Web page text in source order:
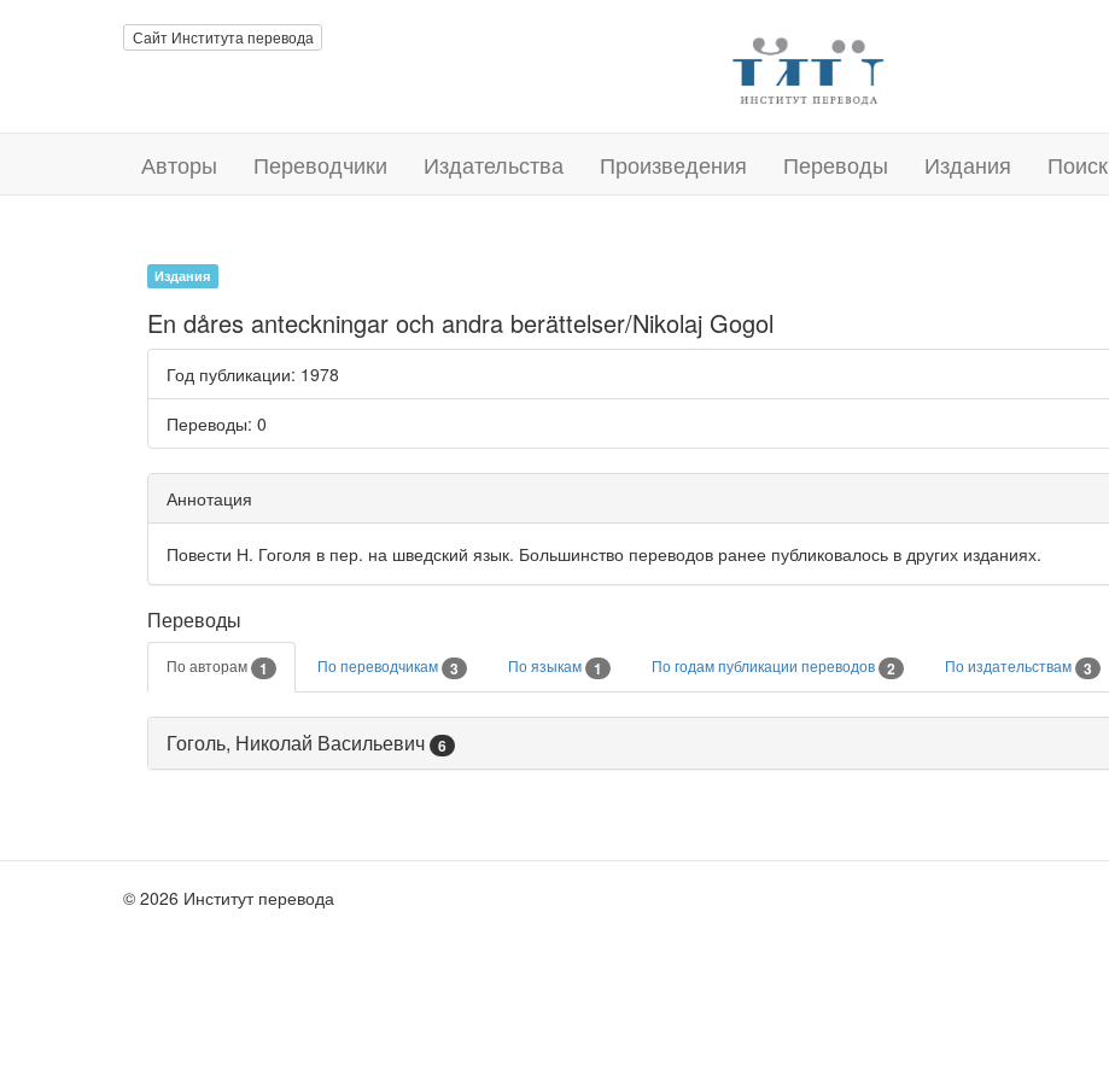
Сайт Института перевода
Авторы Переводчики Издательства Произведения Переводы Издания Поиск
Издания
En dåres anteckningar och andra berättelser/Nikolaj Gogol
Год публикации: 1978
Переводы: 0
Аннотация
Повести Н. Гоголя в пер. на шведский язык. Большинство переводов ранее публиковалось в других изданиях.
Переводы
По авторам 1 По переводчикам 3 По языкам 1 По годам публикации переводов 2 По издательствам 3
Гоголь, Николай Васильевич 6
© 2026 Институт перевода